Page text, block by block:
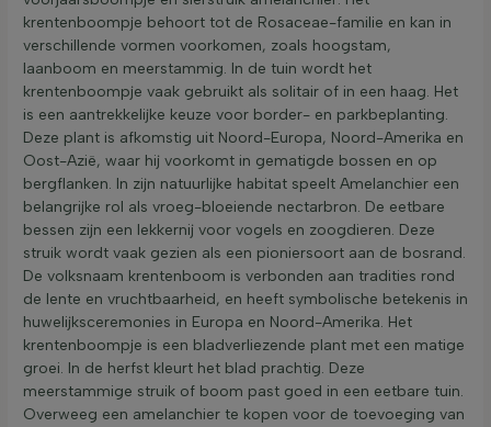
krentenboompje behoort tot de Rosaceae-familie en kan in
verschillende vormen voorkomen, zoals hoogstam,
laanboom en meerstammig. In de tuin wordt het
krentenboompje vaak gebruikt als solitair of in een haag. Het
is een aantrekkelijke keuze voor border- en parkbeplanting.
Deze plant is afkomstig uit Noord-Europa, Noord-Amerika en
Oost-Azië, waar hij voorkomt in gematigde bossen en op
bergflanken. In zijn natuurlijke habitat speelt Amelanchier een
belangrijke rol als vroeg-bloeiende nectarbron. De eetbare
bessen zijn een lekkernij voor vogels en zoogdieren. Deze
struik wordt vaak gezien als een pioniersoort aan de bosrand.
De volksnaam krentenboom is verbonden aan tradities rond
de lente en vruchtbaarheid, en heeft symbolische betekenis in
huwelijksceremonies in Europa en Noord-Amerika. Het
krentenboompje is een bladverliezende plant met een matige
groei. In de herfst kleurt het blad prachtig. Deze
meerstammige struik of boom past goed in een eetbare tuin.
Overweeg een amelanchier te kopen voor de toevoeging van